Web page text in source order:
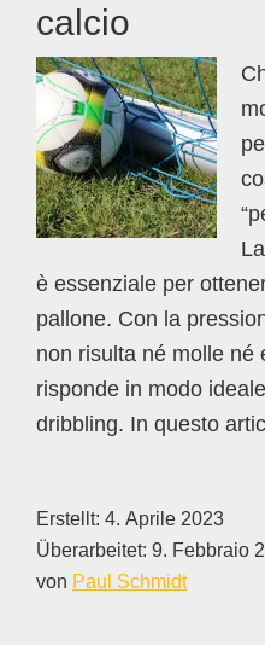
calcio
è essenziale per
pallone. Con la
non risulta né molle né
risponde in modo
dribbling. In questo
Erstellt: 4. Aprile 2023
Überarbeitet: 9. Febbraio
von Paul Schmidt